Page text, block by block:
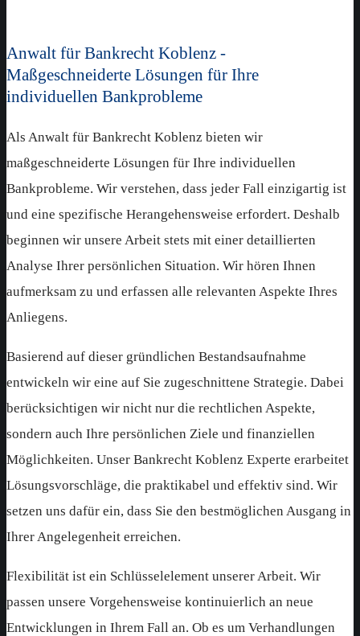
Anwalt für Bankrecht Koblenz -
Maßgeschneiderte Lösungen für Ihre
individuellen Bankprobleme
Als Anwalt für Bankrecht Koblenz bieten wir
maßgeschneiderte Lösungen für Ihre individuellen
Bankprobleme. Wir verstehen, dass jeder Fall einzigartig ist
und eine spezifische Herangehensweise erfordert. Deshalb
beginnen wir unsere Arbeit stets mit einer detaillierten
Analyse Ihrer persönlichen Situation. Wir hören Ihnen
aufmerksam zu und erfassen alle relevanten Aspekte Ihres
Anliegens.
Basierend auf dieser gründlichen Bestandsaufnahme
entwickeln wir eine auf Sie zugeschnittene Strategie. Dabei
berücksichtigen wir nicht nur die rechtlichen Aspekte,
sondern auch Ihre persönlichen Ziele und finanziellen
Möglichkeiten. Unser Bankrecht Koblenz Experte erarbeitet
Lösungsvorschläge, die praktikabel und effektiv sind. Wir
setzen uns dafür ein, dass Sie den bestmöglichen Ausgang in
Ihrer Angelegenheit erreichen.
Flexibilität ist ein Schlüsselelement unserer Arbeit. Wir
passen unsere Vorgehensweise kontinuierlich an neue
Entwicklungen in Ihrem Fall an. Ob es um Verhandlungen